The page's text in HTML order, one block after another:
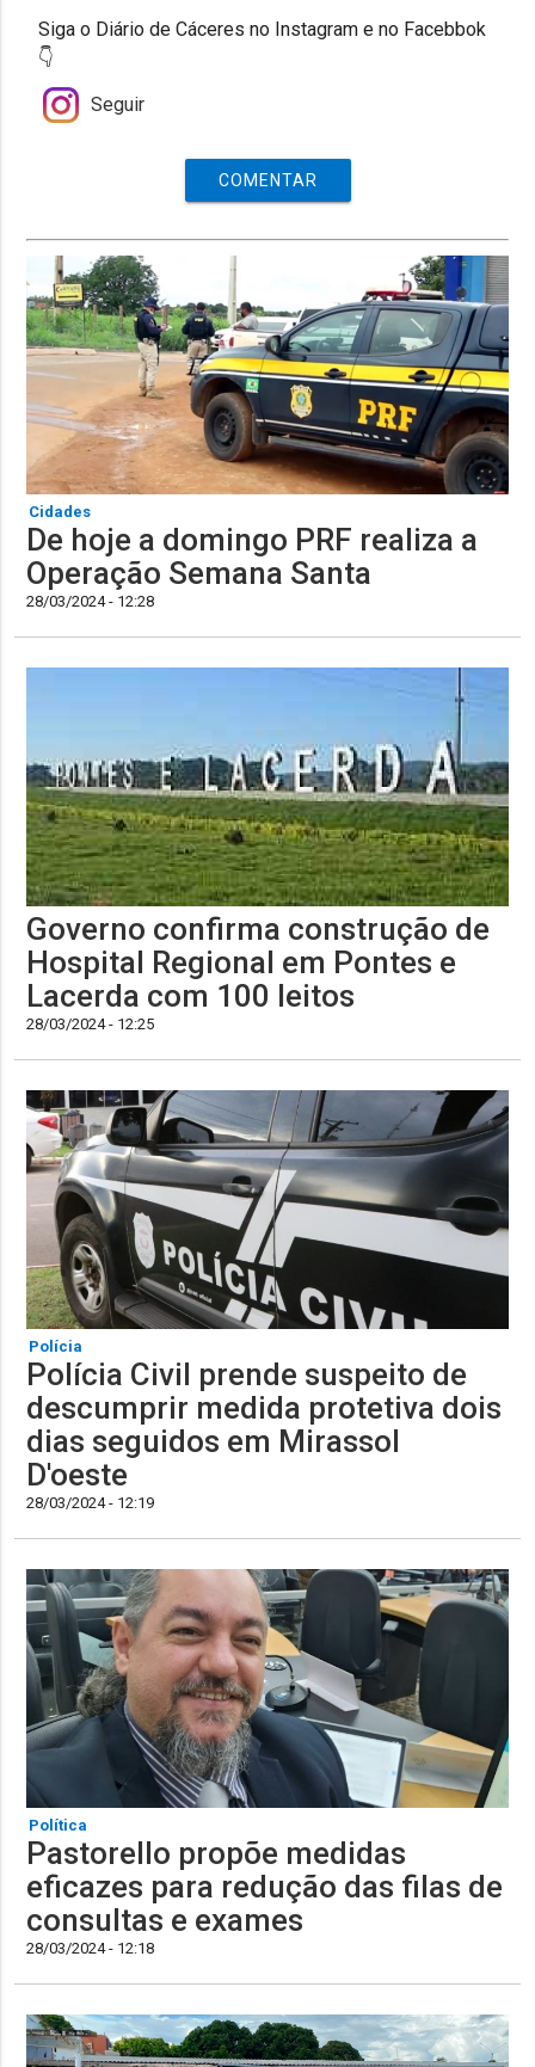
Siga o Diário de Cáceres no Instagram e no Facebbok
👇
Seguir
COMENTAR
Cidades
De hoje a domingo PRF realiza a
Operação Semana Santa
28/03/2024 - 12:28
Governo confirma construção de
Hospital Regional em Pontes e
Lacerda com 100 leitos
28/03/2024 - 12:25
Polícia
Polícia Civil prende suspeito de
descumprir medida protetiva dois
dias seguidos em Mirassol
D'oeste
28/03/2024 - 12:19
Política
Pastorello propõe medidas
eficazes para redução das filas de
consultas e exames
28/03/2024 - 12:18